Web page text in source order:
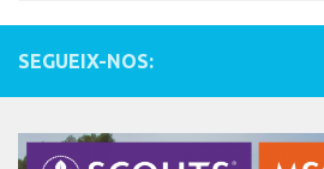
SEGUEIX-NOS: